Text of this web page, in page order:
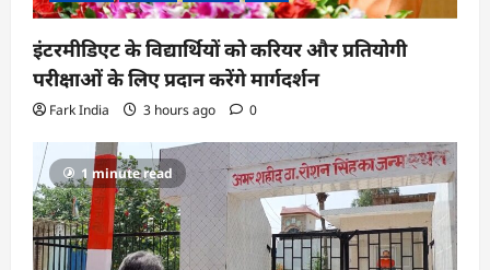
इंटरमीडिएट के विद्यार्थियों को करियर और प्रतियोगी
परीक्षाओं के लिए प्रदान करेंगे मार्गदर्शन
Fark India 3 hours ago 0
1 minute read